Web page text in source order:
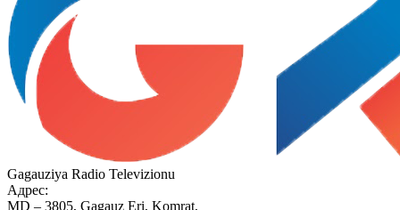
Gagauziya Radio Televizionu
Адрес:
MD – 3805, Gagauz Eri, Komrat,